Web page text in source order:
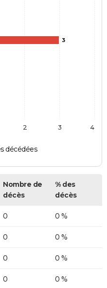
3
décédées
2 3 4
Nombre de
décès
% des
décès
0 0 %
0 0 %
0 0 %
0 0 %